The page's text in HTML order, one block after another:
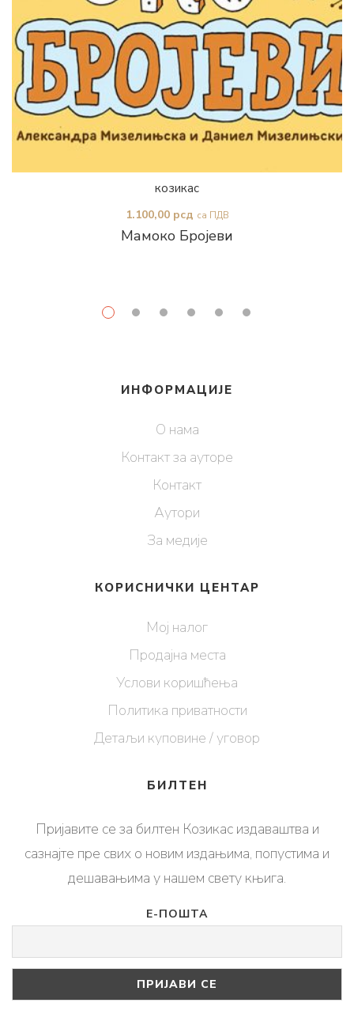
Мамоко Бројеви
козикас
1.100,00 рсд са ПДВ
ИНФОРМАЦИЈЕ
О нама
Контакт за ауторе
Контакт
Аутори
За медије
КОРИСНИЧКИ ЦЕНТАР
Мој налог
Продајна места
Услови коришћења
Политика приватности
Детаљи куповине / уговор
БИЛТЕН
Пријавите се за билтен Козикас издаваштва и
сазнајте пре свих о новим издањима, попустима и
дешавањима у нашем свету књига.
Е-ПОШТА